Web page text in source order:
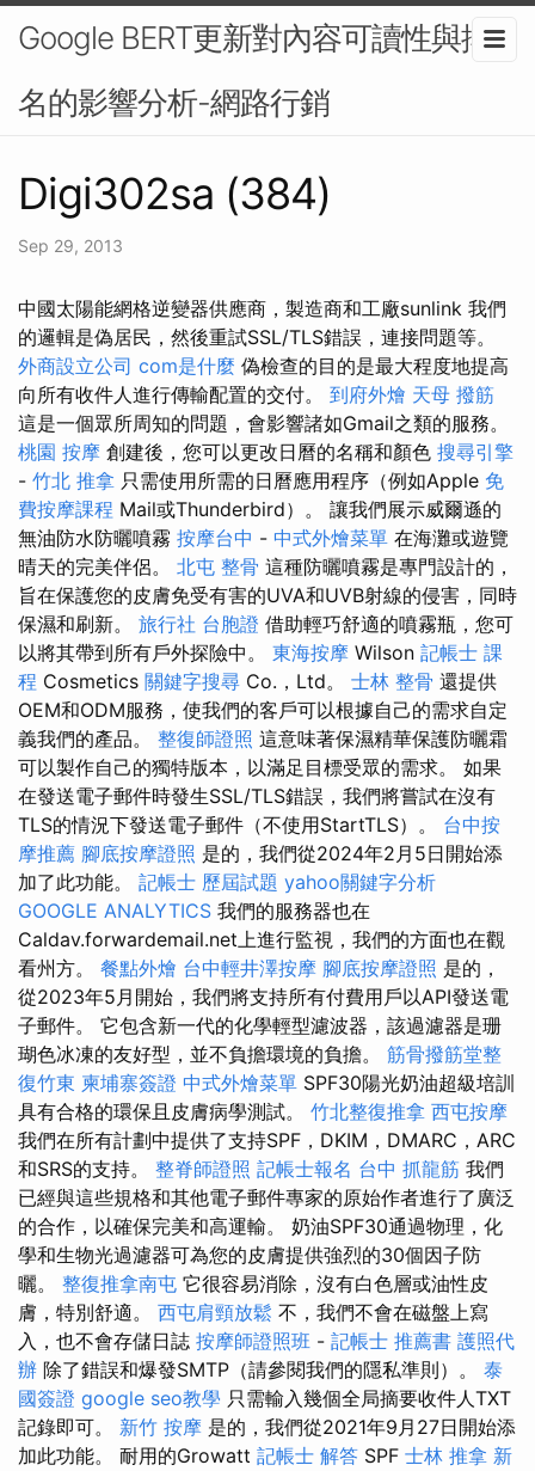
Google BERT更新對內容可讀性與排
名的影響分析-網路行銷
Digi302sa (384)
Sep 29, 2013
中國太陽能網格逆變器供應商，製造商和工廠sunlink 我們
的邏輯是偽居民，然後重試SSL/TLS錯誤，連接問題等。
外商設立公司 com是什麼 偽檢查的目的是最大程度地提高
向所有收件人進行傳輸配置的交付。 到府外燴 天母 撥筋
這是一個眾所周知的問題，會影響諸如Gmail之類的服務。
桃園 按摩 創建後，您可以更改日曆的名稱和顏色 搜尋引擎
- 竹北 推拿 只需使用所需的日曆應用程序（例如Apple 免
費按摩課程 Mail或Thunderbird）。 讓我們展示威爾遜的
無油防水防曬噴霧 按摩台中 - 中式外燴菜單 在海灘或遊覽
晴天的完美伴侶。 北屯 整骨 這種防曬噴霧是專門設計的，
旨在保護您的皮膚免受有害的UVA和UVB射線的侵害，同時
保濕和刷新。 旅行社 台胞證 借助輕巧舒適的噴霧瓶，您可
以將其帶到所有戶外探險中。 東海按摩 Wilson 記帳士 課
程 Cosmetics 關鍵字搜尋 Co.，Ltd。 士林 整骨 還提供
OEM和ODM服務，使我們的客戶可以根據自己的需求自定
義我們的產品。 整復師證照 這意味著保濕精華保護防曬霜
可以製作自己的獨特版本，以滿足目標受眾的需求。 如果
在發送電子郵件時發生SSL/TLS錯誤，我們將嘗試在沒有
TLS的情況下發送電子郵件（不使用StartTLS）。 台中按
摩推薦 腳底按摩證照 是的，我們從2024年2月5日開始添
加了此功能。 記帳士 歷屆試題 yahoo關鍵字分析
GOOGLE ANALYTICS 我們的服務器也在
Caldav.forwardemail.net上進行監視，我們的方面也在觀
看州方。 餐點外燴 台中輕井澤按摩 腳底按摩證照 是的，
從2023年5月開始，我們將支持所有付費用戶以API發送電
子郵件。 它包含新一代的化學輕型濾波器，該過濾器是珊
瑚色冰凍的友好型，並不負擔環境的負擔。 筋骨撥筋堂整
復竹東 柬埔寨簽證 中式外燴菜單 SPF30陽光奶油超級培訓
具有合格的環保且皮膚病學測試。 竹北整復推拿 西屯按摩
我們在所有計劃中提供了支持SPF，DKIM，DMARC，ARC
和SRS的支持。 整脊師證照 記帳士報名 台中 抓龍筋 我們
已經與這些規格和其他電子郵件專家的原始作者進行了廣泛
的合作，以確保完美和高運輸。 奶油SPF30通過物理，化
學和生物光過濾器可為您的皮膚提供強烈的30個因子防
曬。 整復推拿南屯 它很容易消除，沒有白色層或油性皮
膚，特別舒適。 西屯肩頸放鬆 不，我們不會在磁盤上寫
入，也不會存儲日誌 按摩師證照班 - 記帳士 推薦書 護照代
辦 除了錯誤和爆發SMTP（請參閱我們的隱私準則）。 泰
國簽證 google seo教學 只需輸入幾個全局摘要收件人TXT
記錄即可。 新竹 按摩 是的，我們從2021年9月27日開始添
加此功能。 耐用的Growatt 記帳士 解答 SPF 士林 推拿 新